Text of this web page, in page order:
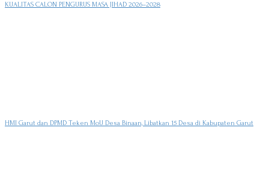
KUALITAS CALON PENGURUS MASA JIHAD 2026–2028
HMI Garut dan DPMD Teken MoU Desa Binaan, Libatkan 15 Desa di Kabupaten Garut